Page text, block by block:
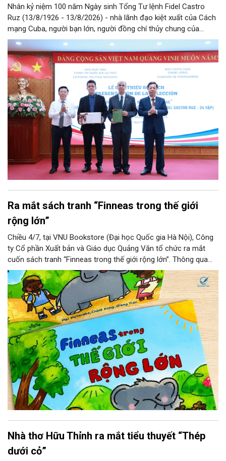
Nhân kỷ niệm 100 năm Ngày sinh Tổng Tư lệnh Fidel Castro
Ruz (13/8/1926 - 13/8/2026) - nhà lãnh đạo kiệt xuất của Cách
mạng Cuba, người bạn lớn, người đồng chí thủy chung của
Đảng, Nhà nước và nhân dân Việt Nam, chiều 5/8, tại Hà Nội,
Nhà xuất bản Chính trị quốc gia Sự thật phối hợp với Ban Tuyên
giáo Trung ương tổ chức Lễ giới thiệu bộ sách “Tuyển tập các
tác phẩm chọn lọc của Tổng Tư lệnh Fidel Castro Ruz” gồm 24
tập bằng tiếng Tây Ban Nha.
Ra mắt sách tranh “Finneas trong thế giới
rộng lớn”
Chiều 4/7, tại VNU Bookstore (Đại học Quốc gia Hà Nội), Công
ty Cổ phần Xuất bản và Giáo dục Quảng Văn tổ chức ra mắt
cuốn sách tranh “Finneas trong thế giới rộng lớn”. Thông qua
hành trình của một chú voi nhỏ, cuốn sách gửi gắm những
thông điệp ý nghĩa về tình yêu thiên nhiên, ý thức bảo vệ môi
trường và trách nhiệm với thế giới xung quanh.
Nhà thơ Hữu Thỉnh ra mắt tiểu thuyết “Thép
dưới cỏ”